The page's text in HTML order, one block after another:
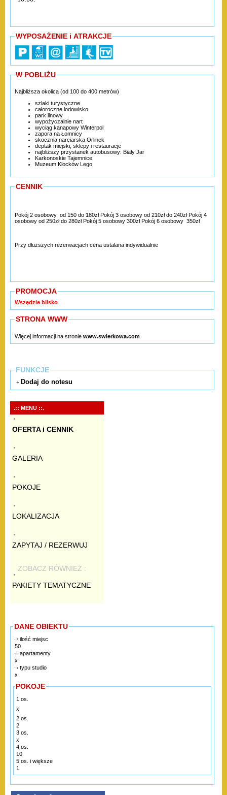
WYPOSAŻENIE i ATRAKCJE
W POBLIŻU
Najbliższa okolica (od 100 do 400 metrów)
szlaki turystyczne
całoroczne lodowisko
park linowy
wypożyczalnie nart
wyciąg kanapowy Winterpol
zapora na Łomnicy
skocznia narciarska Orlinek
deptak miejski, sklepy i restauracje
najbliższy przystanek autobusowy: Biały Jar
Karkonoskie Tajemnice
Muzeum Klocków Lego
CENNIK
Pokój 2 osobowy od 150 do 180zł Pokój 3 osobowy od 210zł do 240zł Pokój 4
osobowy od 250zł do 280zł Pokój 5 osobowy 300zł Pokój 6 osobowy 350zł
Przy dłuższych rezerwacjach cena ustalana indywidualnie
PROMOCJA
Wszędzie blisko
STRONA WWW
Więcej informacji na stronie www.swierkowa.com
FUNKCJE
+ Dodaj do notesu
.:: MENU ::.
OFERTA i CENNIK
GALERIA
POKOJE
LOKALIZACJA
ZAPYTAJ / REZERWUJ
ZOBACZ RÓWNIEŻ :
PAKIETY TEMATYCZNE
DANE OBIEKTU
ilość miejsc
50
apartamenty
x
typu studio
x
POKOJE
1 os.
x
2 os.
2
3 os.
x
4 os.
10
5 os. i większe
1